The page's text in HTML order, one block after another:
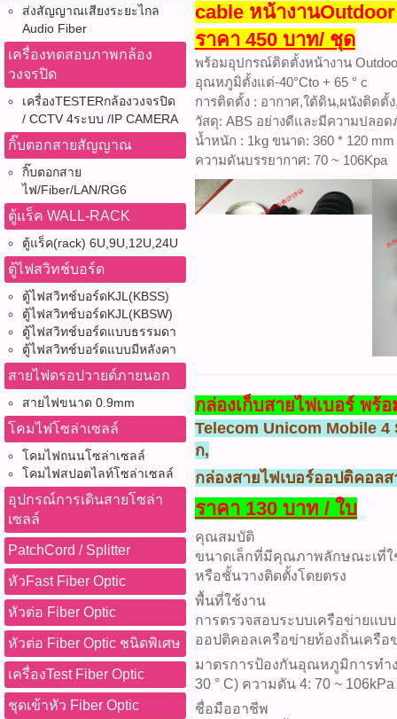
ส่งสัญญาณเสียงระยะไกล
Audio Fiber
เครื่องทดสอบภาพกล้อง
วงจรปิด
เครื่องTESTERกล้องวงจรปิด
/ CCTV 4ระบบ /IP CAMERA
กิ๊บตอกสายสัญญาณ
กิ๊บตอกสาย
ไฟ/Fiber/LAN/RG6
ตู้แร็ค WALL-RACK
ตู้แร็ค(rack) 6U,9U,12U,24U
ตู้ไฟสวิทช์บอร์ด
ตู้ไฟสวิทช์บอร์ดKJL(KBSS)
ตู้ไฟสวิทช์บอร์ดKJL(KBSW)
ตู้ไฟสวิทช์บอร์ดแบบธรรมดา
ตู้ไฟสวิทช์บอร์ดแบบมีหลังคา
สายไฟดรอปวายด์ภายนอก
สายไฟขนาด 0.9mm
โคมไฟโซล่าเซลล์
โคมไฟถนนโซล่าเซลล์
โคมไฟสปอตไลท์โซล่าเซลล์
อุปกรณ์การเดินสายโซล่า
เซลล์
PatchCord / Splitter
หัวFast Fiber Optic
หัวต่อ Fiber Optic
หัวต่อ Fiber Optic ชนิดพิเศษ
เครื่องTest Fiber Optic
ชุดเข้าหัว Fiber Optic
cable หน้างาน
ราคา 450 บาท/ ชุด
พร้อมอุปกรณ์ติดตั้งหน้างาน
อุณหภูมิตั้งแต่-40°Cto + 65 ° c
การติดตั้ง : อากาศ,ใต้ดิน,ผนังติดตั้ง
วัสดุ: ABS อย่างดีและมีความปลอด
น้ำหนัก : 1kg ขนาด: 360 * 120 mm
ความดันบรรยากาศ: 70 ~ 106Kpa
กล่องเก็บสายไฟเบอร์ พร้
Telecom Unicom Mobile 4
ก,
กล่องสายไฟเบอร์ออปติคอล
ราคา 130 บาท / ใบ
คุณสมบัติ
ขนาดเล็กที่มีคุณภาพลักษณะเที่ใ
หรือชั้นวางติดตั้งโดยตรง
พื้นที่ใช้งาน
การตรวจสอบระบบเครือข่ายแบ
ออปติคอลเครือข่ายท้องถิ่นเครือ
มาตรการป้องกันอุณหภูมิการทำ
30 ° C) ความดัน 4: 70 ~ 106kPa
ชื่อมืออาชีพ